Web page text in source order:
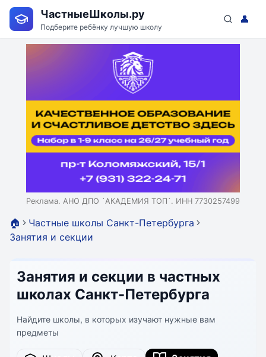
ЧастныеШколы.ру
Подберите ребёнку лучшую школу
👤
Реклама. АНО ДПО `АКАДЕМИЯ ТОП`. ИНН 7730257499
🏠
Частные школы Санкт-Петербурга
Занятия и секции
Занятия и секции в частных
школах Санкт-Петербурга
Найдите школы, в которых изучают нужные вам
предметы